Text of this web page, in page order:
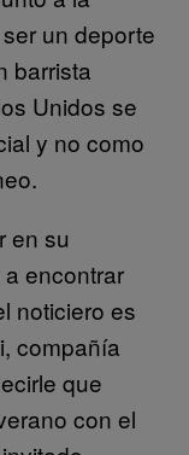
un deporte
barrista
Unidos se
y no como
en su
encontrar
noticiero es
compañía
que
con el